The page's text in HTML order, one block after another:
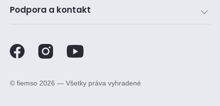
Podpora a kontakt
©️ fiemso 2026 — Všetky práva vyhradené